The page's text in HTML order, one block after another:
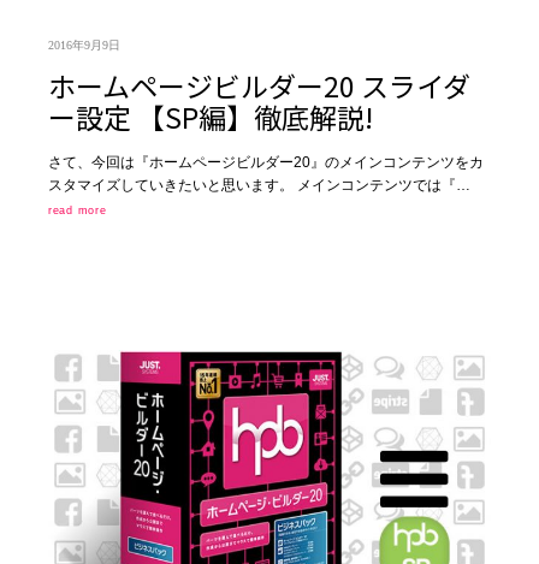
2016年9月9日
ホームページビルダー20 スライダ
ー設定 【SP編】徹底解説!
さて、今回は『ホームページビルダー20』のメインコンテンツをカ
スタマイズしていきたいと思います。 メインコンテンツでは『…
read more